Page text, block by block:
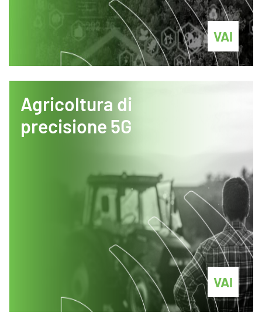
VAI
Agricoltura di
precisione 5G
VAI